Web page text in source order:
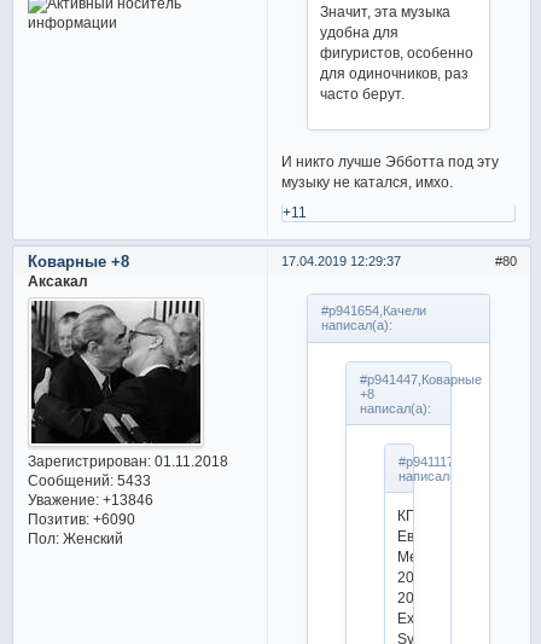
Значит, эта музыка
удобна для
фигуристов, особенно
для одиночников, раз
часто берут.
И никто лучше Эбботта под эту
музыку не катался, имхо.
+11
80
17.04.2019 12:29:37
Коварные +8
Аксакал
Зарегистрирован: 01.11.2018
Сообщений:5433
Уважение: +13846
Позитив: +6090
Пол:Женский
#p941654,Качели
написал(а):
#p941447,Коварные
+8
написал(а):
#p941117,Clever
написал(а):
КП
Евгения
Медведева
2019-
2020
Exogenesis:
Symphony